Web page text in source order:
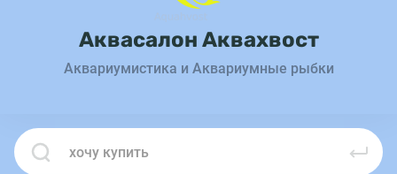
Аквасалон Аквахвост
Аквариумистика и Аквариумные рыбки